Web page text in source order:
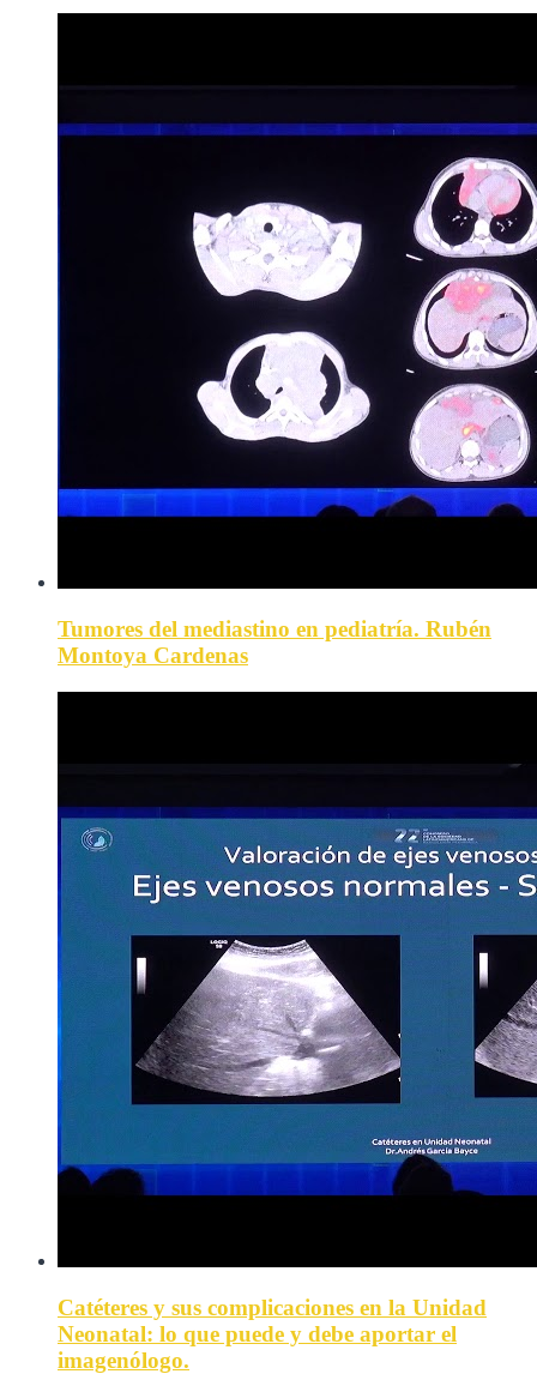
Tumores del mediastino en pediatría. Rubén
Montoya Cardenas
Catéteres y sus complicaciones en la Unidad
Neonatal: lo que puede y debe aportar el
imagenólogo.